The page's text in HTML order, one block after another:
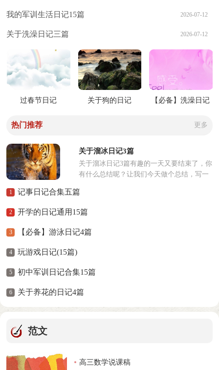
我的军训生活日记15篇 2026-07-12
关于洗澡日记三篇 2026-07-12
过春节日记 关于狗的日记 【必备】洗澡日记
热门推荐 更多
关于溜冰日记3篇
关于溜冰日记3篇有趣的一天又要结束了，你
有什么总结呢？让我们今天做个总结，写一
以下是小编精心整理的溜...
1 记事日记合集五篇
2 开学的日记通用15篇
3 【必备】游泳日记4篇
4 玩游戏日记(15篇)
5 初中军训日记合集15篇
6 关于养花的日记4篇
范文
高三数学说课稿